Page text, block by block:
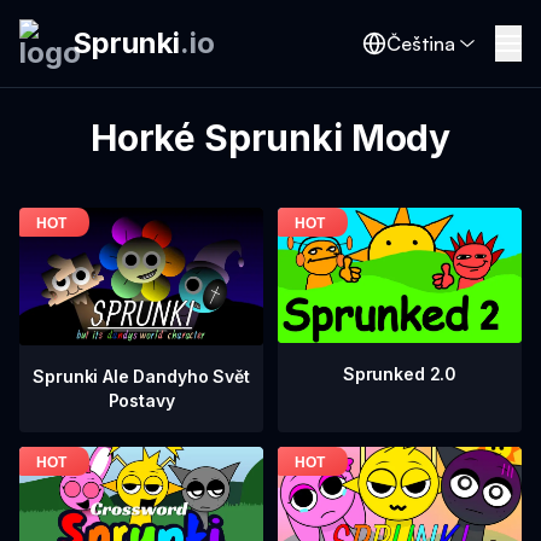
Sprunki.io Čeština
Horké Sprunki Mody
Sprunki Ale Dandyho Svět
Postavy
Sprunked 2.0